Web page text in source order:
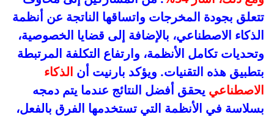
تتعلق بجودة المخرجات واتساقها الناتجة عن أنظمة
الذكاء الاصطناعي، بالإضافة إلى قضايا الخصوصية،
وتحديات تكامل الأنظمة، وارتفاع التكلفة المرتبطة
بتطبيق هذه التقنيات. ويؤكد بارنيت أن الذكاء
الاصطناعي يحقق أفضل النتائج عندما يتم دمجه
بسلاسة في الأنظمة التي تستخدمها الفرق بالفعل،